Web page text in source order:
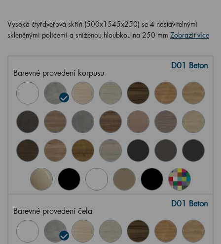
Vysoká čtyřdveřová skříň (500x1545x250) se 4 nastavitelnými
skleněnými policemi a sníženou hloubkou na 250 mm Zobrazit více
Barevné provedení korpusu
D01 Beton
Barevné provedení čela
D01 Beton